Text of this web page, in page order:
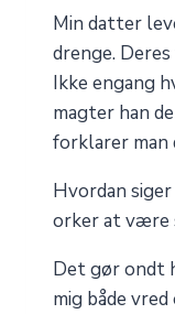
Min datter
drenge.
Ikke engang
magter han
forklarer man
Hvordan
orker at være
Det gør ondt
mig både